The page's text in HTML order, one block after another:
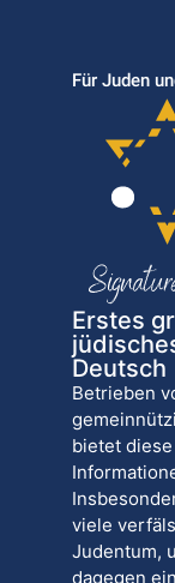
Für Juden
Erstes
Deutsch
Betrieben
bietet
viele
Judentum,
dagegen